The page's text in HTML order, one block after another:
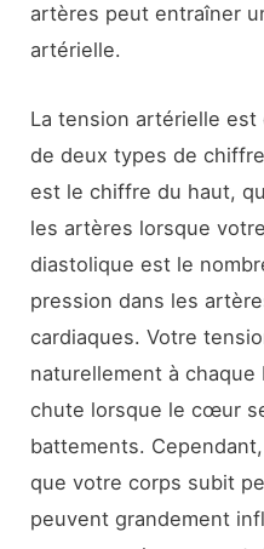
artères peut entraîner
artérielle.
La tension artérielle
de deux types de
est le chiffre du haut,
les artères lorsque
diastolique est le
pression dans les
cardiaques. Votre
naturellement à
chute lorsque le cœur
battements.
que votre corps subit
peuvent grandement